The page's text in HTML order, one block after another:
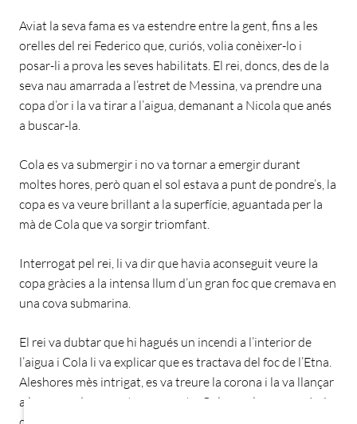
Aviat la seva fama es va estendre entre la gent, fins a les
orelles del rei Federico que, curiós, volia conèixer-lo i
posar-li a prova les seves habilitats. El rei, doncs, des de la
seva nau amarrada a l’estret de Messina, va prendre una
copa d’or i la va tirar a l’aigua, demanant a Nicola que anés
a buscar-la.
Cola es va submergir i no va tornar a emergir durant
moltes hores, però quan el sol estava a punt de pondre’s, la
copa es va veure brillant a la superfície, aguantada per la
mà de Cola que va sorgir triomfant.
Interrogat pel rei, li va dir que havia aconseguit veure la
copa gràcies a la intensa llum d’un gran foc que cremava en
una cova submarina.
El rei va dubtar que hi hagués un incendi a l’interior de
l’aigua i Cola li va explicar que es tractava del foc de l’Etna.
Aleshores mès intrigat, es va treure la corona i la va llançar
a les ones, demanant novament a Cola que la recuperés, i